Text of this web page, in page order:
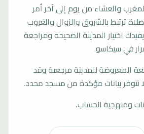
والعشاء من يوم إلى آخر أمر
ترتبط بالشروق والزوال والغروب
اختيار المدينة الصحيحة ومراجعة
في سيكاسو.
المعروضة للمدينة مرجعية وقد
تتوفر بيانات مؤكدة من مسجد محدد.
ومنهجية الحساب.